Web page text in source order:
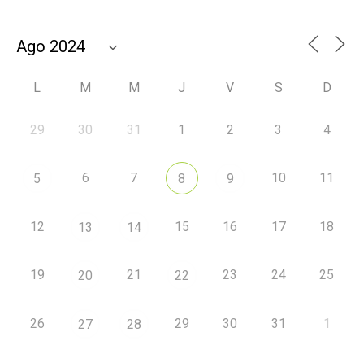
L M M J V S D
29 30 31 1 2 3 4
5 6 7 8 9 10 11
12 13 14 15 16 17 18
19 20 21 22 23 24 25
26 27 28 29 30 31 1